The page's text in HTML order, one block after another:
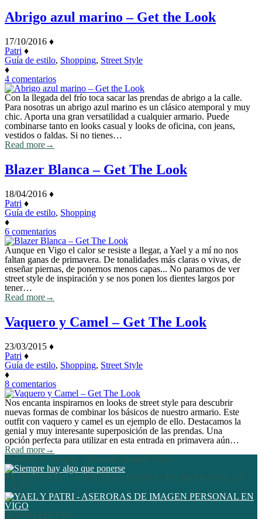
Abrigo azul marino – Get the Look
17/10/2016 ♦
Patri ♦
Guía de estilo, Shopping, Street Style
♦
4 comentariosen
Abrigo
azul
marino
–
Get
the
Con la llegada del frío toca sacar las prendas de abrigo a la calle.
Para nosotras un abrigo azul marino es un clásico atemporal y muy
chic. Aporta una gran versatilidad a cualquier armario. Puede
combinarse tanto en looks casual y looks de oficina, con jeans,
vestidos o faldas. Si no tienes…
Read more→
Blazer Blanca – Get The Look
18/04/2016 ♦
Patri ♦
Guía de estilo, Shopping
♦
6 comentariosen
Blazer
Blanca
–
Get
The
Aunque en Vigo el calor se resiste a llegar, a Yael y a mí no nos
faltan ganas de primavera. De tonalidades más claras o vivas, de
enseñar piernas, de ponernos menos capas... No paramos de ver
street style de inspiración y se nos ponen los dientes largos por
tener…
Read more→
Vaquero y Camel – Get The Look
23/03/2015 ♦
Patri ♦
Guía de estilo, Shopping, Street Style
♦
8 comentariosen
Vaquero
y
Camel
–
Get
The
Nos encanta inspirarnos en looks de street style para descubrir
nuevas formas de combinar los básicos de nuestro armario. Este
outfit con vaquero y camel es un ejemplo de ello. Destacamos la
genial y muy interesante superposición de las prendas. Una
opción perfecta para utilizar en esta entrada en primavera aún…
Read more→
Asesoría de imagen – Personal shopper Vigo
PATRI Y YAEL – ASERORAS DE IMAGEN PERSONAL EN
VIGO
INFORMACIÓN